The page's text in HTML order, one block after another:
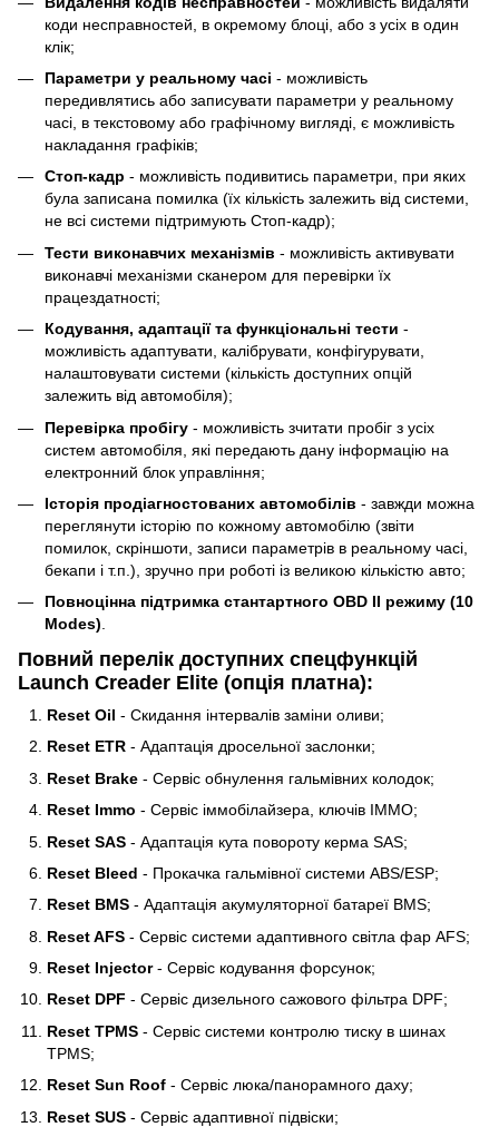
коди несправностей, в окремому блоці, або з усіх в один
клік;
Параметри у реальному часі - можливість
передивлятись або записувати параметри у реальному
часі, в текстовому або графічному вигляді, є можливість
накладання графіків;
Cтоп-кадр - можливість подивитись параметри, при яких
була записана помилка (їх кількість залежить від системи,
не всі системи підтримують Стоп-кадр);
Тести виконавчих механізмів - можливість активувати
виконавчі механізми сканером для перевірки їх
працездатності;
Кодування, адаптації та функціональні тести -
можливість адаптувати, калібрувати, конфігурувати,
налаштовувати системи (кількість доступних опцій
залежить від автомобіля);
Перевірка пробігу - можливість зчитати пробіг з усіх
систем автомобіля, які передають дану інформацію на
електронний блок управління;
Історія продіагностованих автомобілів - завжди можна
переглянути історію по кожному автомобілю (звіти
помилок, скріншоти, записи параметрів в реальному часі,
бекапи і т.п.), зручно при роботі із великою кількістю авто;
Повноцінна підтримка стантартного OBD II режиму (10
Modes).
Повний перелік доступних спецфункцій
Launch Creader Elite (опція платна):
Reset Oil - Скидання інтервалів заміни оливи;
Reset ETR - Адаптація дросельної заслонки;
Reset Brake - Сервіс обнулення гальмівних колодок;
Reset Immo - Сервіс іммобілайзера, ключів IMMO;
Reset SAS - Адаптація кута повороту керма SAS;
Reset Bleed - Прокачка гальмівної системи ABS/ESP;
Reset BMS - Адаптація акумуляторної батареї BMS;
Reset AFS - Сервіс системи адаптивного світла фар AFS;
Reset Injector- Cервіс кодування форсунок;
Reset DPF - Сервіс дизельного сажового фільтра DPF;
Reset TPMS - Сервіс системи контролю тиску в шинах
TPMS;
Reset Sun Roof - Сервіс люка/панорамного даху;
Reset SUS - Сервіс адаптивної підвіски;